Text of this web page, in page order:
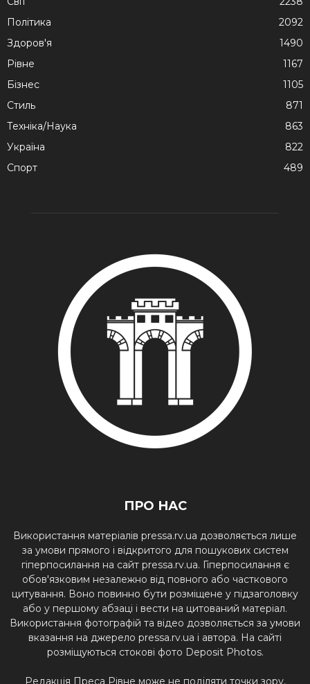
Політика
2092
Здоров'я
1490
Рівне
1167
Бізнес
1105
Стиль
871
Техніка/Наука
863
Україна
822
Спорт
489
ПРО НАС
Використання матеріалів pressa.rv.ua дозволяється лише
за умови прямого і відкритого для пошукових систем
гіперпосилання на сайт pressa.rv.ua. Гіперпосилання є
обов'язковим незалежно від повного або часткового
цитування. Воно повинно бути розміщене у підзаголовку
або у першому абзаці і вести на цитований матеріал.
Використання фотографій та відео дозволяється за умови
вказання на джерело pressa.rv.ua і автора. На сайті
розміщуються стокові фото Deposit Photos.
Редакція Преса Рівне може не поділяти точки зору,